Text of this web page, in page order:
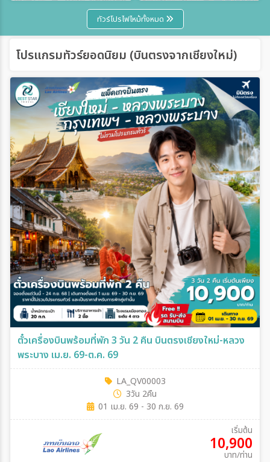
ทัวร์โปรไฟไหม้ทั้งหมด
โปรแกรมทัวร์ยอดนิยม (บินตรงจากเชียงใหม่)
ตั๋วเครื่องบินพร้อมที่พัก 3 วัน 2 คืน บินตรงเชียงใหม่-หลวง
พระบาง เม.ย. 69-ต.ค. 69
LA_QV00003
3วัน 2คืน
01 เม.ย. 69 - 30 ก.ย. 69
เริ่มต้น
10,900
บาท/ท่าน